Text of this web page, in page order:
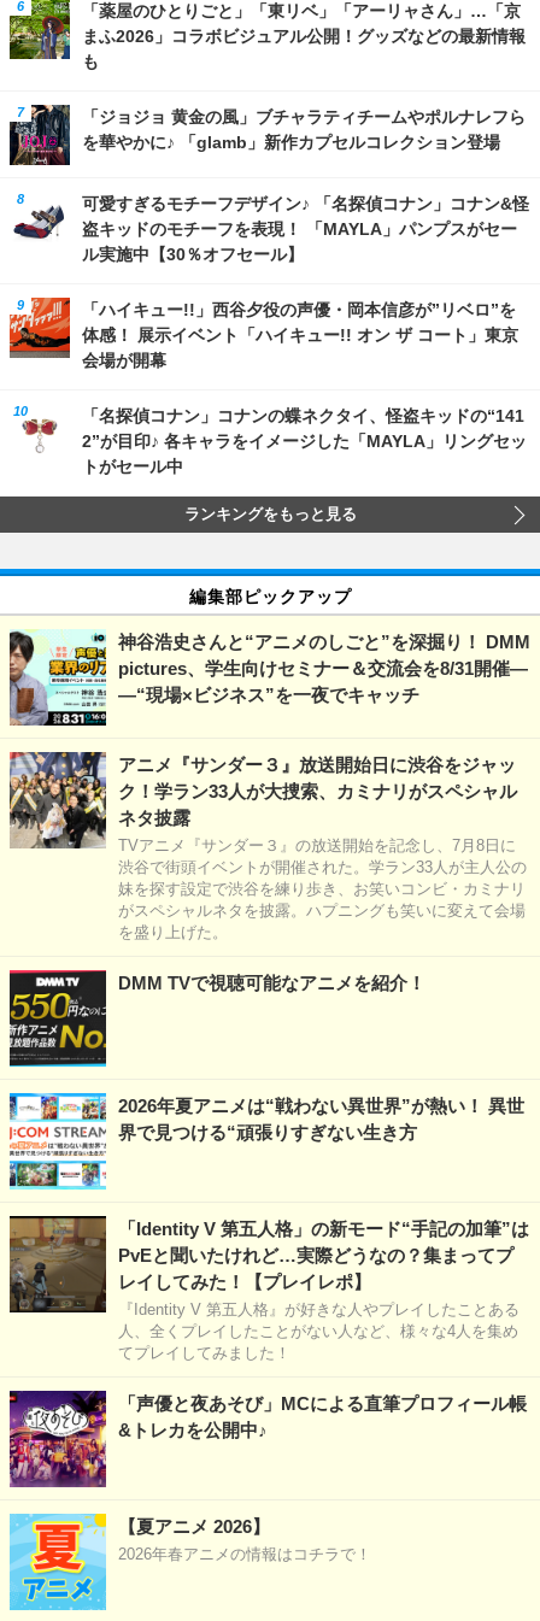
「薬屋のひとりごと」「東リベ」「アーリャさん」…「京
まふ2026」コラボビジュアル公開！グッズなどの最新情報
も
「ジョジョ 黄金の風」ブチャラティチームやポルナレフら
を華やかに♪ 「glamb」新作カプセルコレクション登場
可愛すぎるモチーフデザイン♪ 「名探偵コナン」コナン&怪
盗キッドのモチーフを表現！ 「MAYLA」パンプスがセー
ル実施中【30％オフセール】
「ハイキュー!!」西谷夕役の声優・岡本信彦が”リベロ”を
体感！ 展示イベント「ハイキュー!! オン ザ コート」東京
会場が開幕
「名探偵コナン」コナンの蝶ネクタイ、怪盗キッドの“141
2”が目印♪ 各キャラをイメージした「MAYLA」リングセッ
トがセール中
ランキングをもっと見る
編集部ピックアップ
神谷浩史さんと“アニメのしごと”を深掘り！ DMM
pictures、学生向けセミナー＆交流会を8/31開催―
―“現場×ビジネス”を一夜でキャッチ
アニメ『サンダー３』放送開始日に渋谷をジャッ
ク！学ラン33人が大捜索、カミナリがスペシャル
ネタ披露
TVアニメ『サンダー３』の放送開始を記念し、7月8日に
渋谷で街頭イベントが開催された。学ラン33人が主人公の
妹を探す設定で渋谷を練り歩き、お笑いコンビ・カミナリ
がスペシャルネタを披露。ハプニングも笑いに変えて会場
を盛り上げた。
DMM TVで視聴可能なアニメを紹介！
2026年夏アニメは“戦わない異世界”が熱い！ 異世
界で見つける“頑張りすぎない生き方
「Identity V 第五人格」の新モード“手記の加筆”は
PvEと聞いたけれど…実際どうなの？集まってプ
レイしてみた！【プレイレポ】
『Identity V 第五人格』が好きな人やプレイしたことある
人、全くプレイしたことがない人など、様々な4人を集め
てプレイしてみました！
「声優と夜あそび」MCによる直筆プロフィール帳
&トレカを公開中♪
【夏アニメ 2026】
2026年春アニメの情報はコチラで！